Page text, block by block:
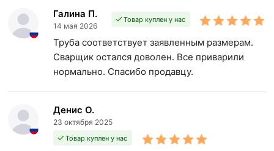
Галина П.
14 мая 2026
Товар куплен у нас
Труба соответствует заявленным размерам.
Сварщик остался доволен. Все приварили
нормально. Спасибо продавцу.
Денис О.
23 октября 2025
Товар куплен у нас